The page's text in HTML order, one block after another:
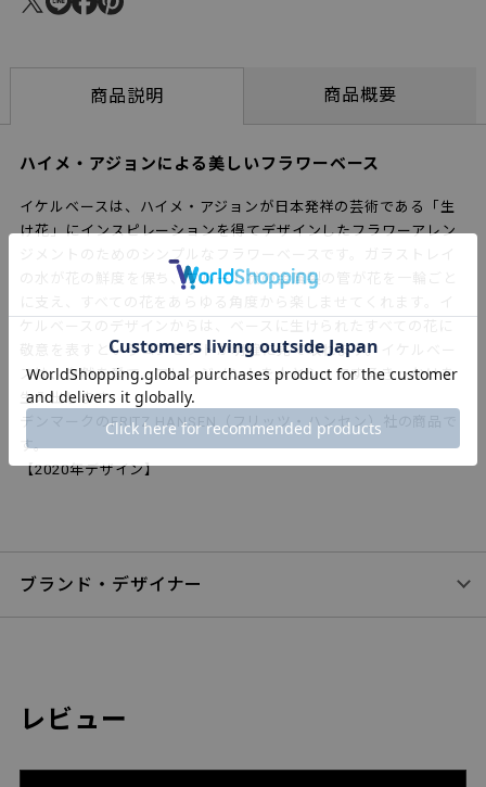
商品説明 商品概要
ハイメ・アジョンによる美しいフラワーベース
イケルベースは、ハイメ・アジョンが日本発祥の芸術である「生
け花」にインスピレーションを得てデザインしたフラワーアレン
の水が花の鮮度を保ち、フルート状の金属製の管が花を一輪ごと
敬意を表すというコンセプトが明確に見て取れます。イケルベー
スは、自然を愛で、アレンジメントを人とシェアするきっかけを
生み出します。
デンマークのFRITZ HANSEN（フリッツ・ハンセン）社の商品で
す。
【2020年デザイン】
ブランド・デザイナー
レビュー